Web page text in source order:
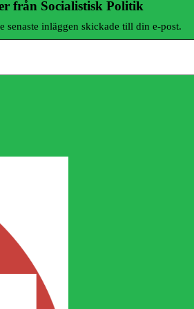
från Socialistisk Politik
senaste inläggen skickade till din e-post.